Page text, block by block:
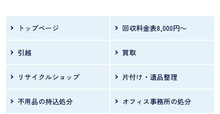
のように捨てればよいかを、わかりやすくまと
めます。板橋区は西台粗大ごみセンターへの直
接持ち込みが可能で、収集の半額で処分できる
点が大きな特徴です。冷蔵庫・洗濯機・テレ
ビ・エアコンなどの家電リサイクル法対象品の
処分方法も合わせ
トップページ 回収料金表8,000円～
引越 買取
リサイクルショップ 片付け・遺品整理
不用品の持込処分 オフィス事務所の処分